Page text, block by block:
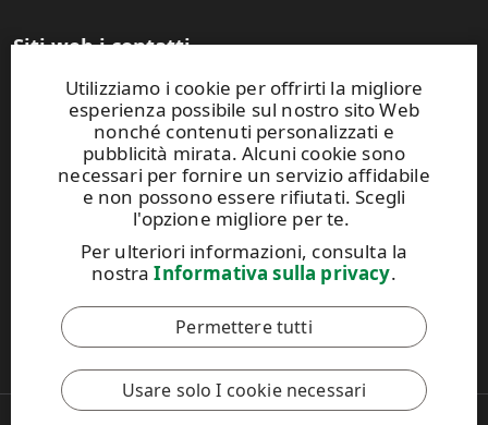
Utilizziamo i cookie per offrirti la migliore
esperienza possibile sul nostro sito Web
nonché contenuti personalizzati e
pubblicità mirata. Alcuni cookie sono
necessari per fornire un servizio affidabile
e non possono essere rifiutati. Scegli
l'opzione migliore per te.
Per ulteriori informazioni, consulta la
nostraInformativa sulla privacy.
Permettere tutti
Usare solo I cookie necessari
Siti web i contatti
UPM Raflatac Graphics Solutions
UPM Raflatac Office Products
UPM Raflatac Industrial Removables
Contatti
Questo sito Web è protetto da reCAPTCHA e si applicano
Informativa sulla privacy di Googlee iTermini di servizio di
Il Codice di Condotta di UPM